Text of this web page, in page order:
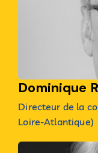
Dominique
Directeur de la
Loire-Atlantique)